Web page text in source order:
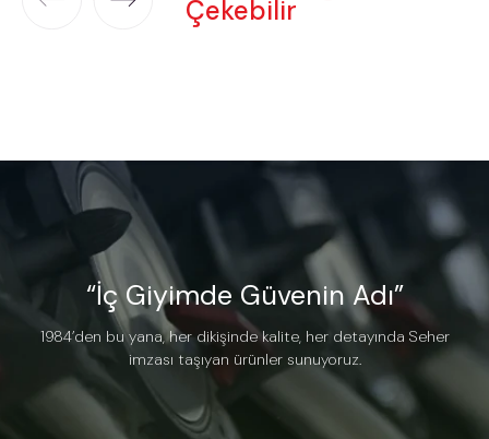
Çekebilir
“İç Giyimde Güvenin Adı”
1984’den bu yana, her dikişinde kalite, her detayında Seher
imzası taşıyan ürünler sunuyoruz.